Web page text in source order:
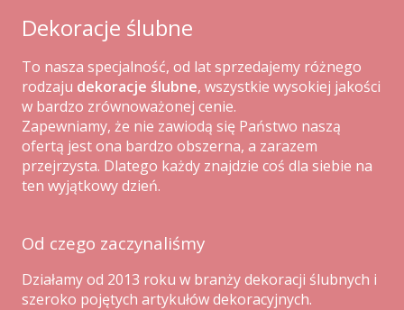
Dekoracje ślubne
To nasza specjalność, od lat sprzedajemy różnego
rodzaju dekoracje ślubne, wszystkie wysokiej jakości
w bardzo zrównoważonej cenie.
Zapewniamy, że nie zawiodą się Państwo naszą
ofertą jest ona bardzo obszerna, a zarazem
przejrzysta. Dlatego każdy znajdzie coś dla siebie na
ten wyjątkowy dzień.
Od czego zaczynaliśmy
Działamy od 2013 roku w branży dekoracji ślubnych i
szeroko pojętych artykułów dekoracyjnych.